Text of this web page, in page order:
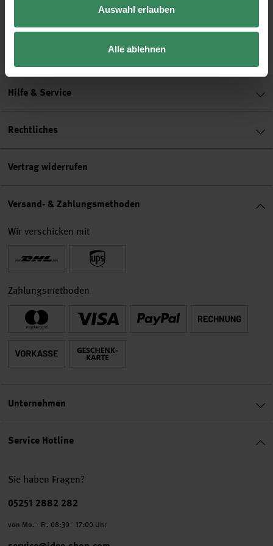
Auswahl erlauben
Alle ablehnen
Service Hotline
Sie haben Fragen?
Telefonnummer
05251 2882 282
von Mo. - Fr. 08:30 - 17:00 Uhr
Hilfe & Service
Rechtliches
Vertrag widerrufen
Versand- & Zahlungsmethoden
Wir verschicken mit
Zahlungsmethoden
Unternehmen